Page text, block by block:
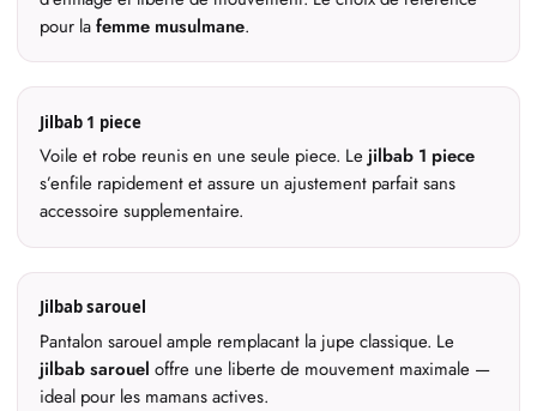
pour lafemme musulmane.
Jilbab 1 piece
Voile et robe reunis en une seule piece. Le jilbab 1 piece
s’enfile rapidement et assure un ajustement parfait sans
accessoire supplementaire.
Jilbab sarouel
Pantalon sarouel ample remplacant la jupe classique. Le
jilbab sarouel offre une liberte de mouvement maximale —
ideal pour les mamans actives.